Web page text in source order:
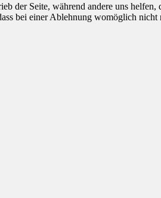
der Seite, während andere uns
bei einer Ablehnung womöglich